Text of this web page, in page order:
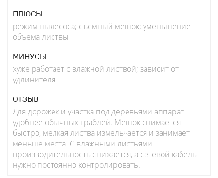
ПЛЮСЫ
режим пылесоса; съемный мешок; уменьшение
объема листвы
МИНУСЫ
хуже работает с влажной листвой; зависит от
удлинителя
ОТЗЫВ
Для дорожек и участка под деревьями аппарат
удобнее обычных граблей. Мешок снимается
быстро, мелкая листва измельчается и занимает
меньше места. С влажными листьями
производительность снижается, а сетевой кабель
нужно постоянно контролировать.